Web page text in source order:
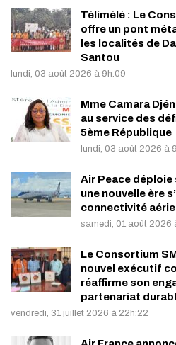
Télimélé : Le
offre un pont
les localités de
Santou
lundi, 03 août 2026 à 9h:09
Mme Camara
au service des
5ème République
lundi, 03 août 2026 à
Air Peace déploie
une nouvelle ère
connectivité
samedi, 01 août 2026
Le Consortium
nouvel exécutif
réaffirme son
partenariat
vendredi, 31 juillet 2026 à 22h:22